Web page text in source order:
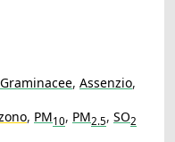
Graminacee, Assenzio,
, PM10, PM2.5, SO2